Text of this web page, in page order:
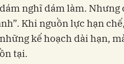
nghĩ dám làm.
Khi nguồn lực hạn
kế hoạch dài hạn,
tại.